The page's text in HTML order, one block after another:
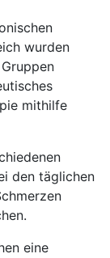
wurden
mithilfe
den täglichen
eine